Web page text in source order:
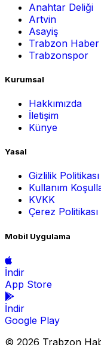
Anahtar Deliği
Artvin
Asayiş
Trabzon Haber
Trabzonspor
Kurumsal
Hakkımızda
İletişim
Künye
Yasal
Gizlilik Politikası
Kullanım
KVKK
Çerez Politikası
Mobil Uygulama
İndir
App Store
İndir
Google Play
© 2026 Trabzon